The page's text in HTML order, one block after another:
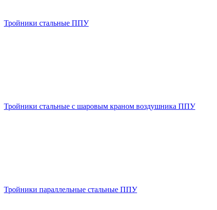
Тройники стальные ППУ
Тройники стальные с шаровым краном воздушника ППУ
Тройники параллельные стальные ППУ